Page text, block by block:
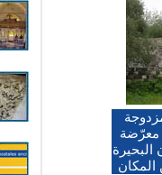
معرّضة
المكان